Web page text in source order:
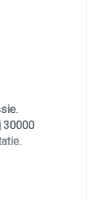
30000